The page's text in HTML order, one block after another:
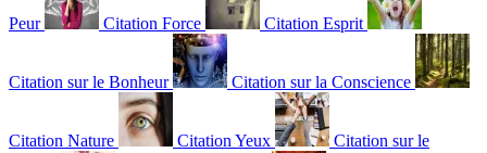
Peur Citation Force Citation Esprit
Citation sur le Bonheur Citation sur la Conscience
Citation Nature Citation Yeux Citation sur le